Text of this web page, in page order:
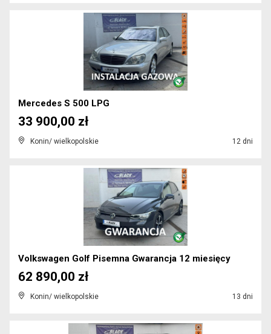
Mercedes S 500 LPG
Konin/ wielkopolskie 12 dni
33 900,00 zł
Volkswagen Golf Pisemna Gwarancja 12 miesięcy
Konin/ wielkopolskie 13 dni
62 890,00 zł